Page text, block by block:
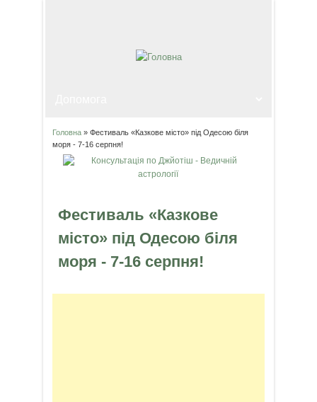
Ви є тут
Головна» Фестиваль «Казкове місто» під Одесою біля
моря - 7-16 серпня!
Фестиваль «Казкове
місто» під Одесою біля
моря - 7-16 серпня!